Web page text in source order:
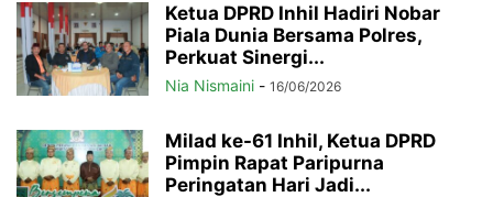
Ketua DPRD Inhil Hadiri Nobar
Piala Dunia Bersama Polres,
Perkuat Sinergi...
Nia Nismaini - 16/06/2026
Milad ke-61 Inhil, Ketua DPRD
Pimpin Rapat Paripurna
Peringatan Hari Jadi...